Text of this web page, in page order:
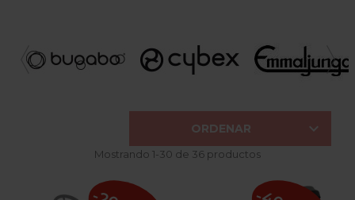
ORDENAR 
Mostrando 1-30 de 36 productos